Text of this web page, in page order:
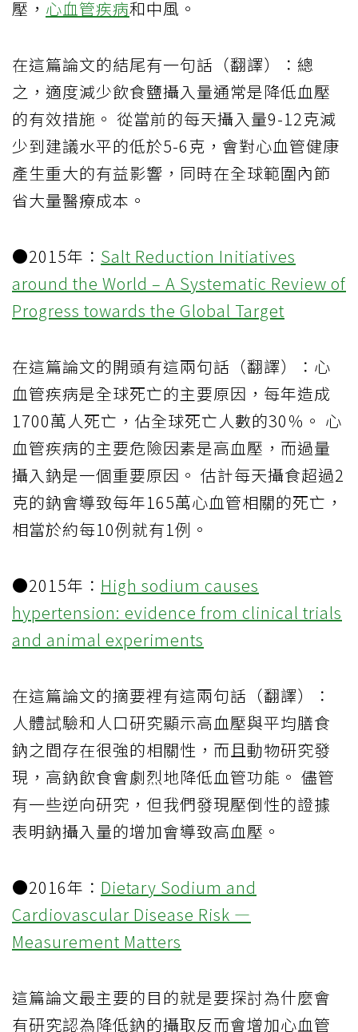
壓， 心血管疾病和中風。
在這篇論文的結尾有一句話（翻譯）：總
之，適度減少飲食鹽攝入量通常是降低血壓
的有效措施。 從當前的每天攝入量9-12克減
少到建議水平的低於5-6克，會對心血管健康
產生重大的有益影響，同時在全球範圍內節
省大量醫療成本。
●2015年： Salt Reduction Initiatives
around the World – A Systematic Review of
Progress towards the Global Target
在這篇論文的開頭有這兩句話（翻譯）：心
血管疾病是全球死亡的主要原因，每年造成
1700萬人死亡，佔全球死亡人數的30％。 心
血管疾病的主要危險因素是高血壓，而過量
攝入鈉是一個重要原因。 估計每天攝食超過2
克的鈉會導致每年165萬心血管相關的死亡，
相當於約每10例就有1例。
●2015年： High sodium causes
hypertension: evidence from clinical trials
and animal experiments
在這篇論文的摘要裡有這兩句話（翻譯）：
人體試驗和人口研究顯示高血壓與平均膳食
鈉之間存在很強的相關性，而且動物研究發
現，高鈉飲食會劇烈地降低血管功能。 儘管
有一些逆向研究，但我們發現壓倒性的證據
表明鈉攝入量的增加會導致高血壓。
●2016年： Dietary Sodium and
Cardiovascular Disease Risk —
Measurement Matters
這篇論文最主要的目的就是要探討為什麼會
有研究認為降低鈉的攝取反而會增加心血管